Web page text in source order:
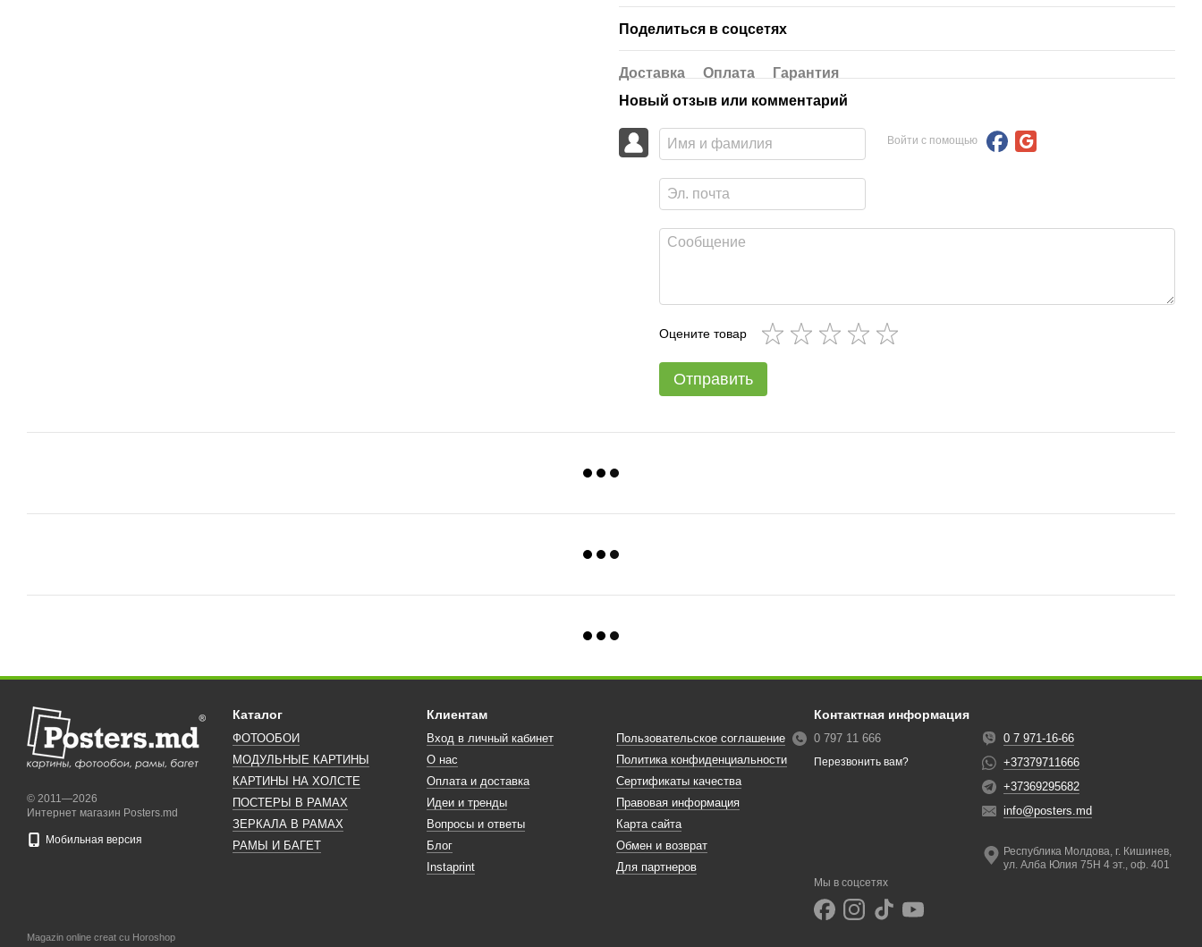
Поделиться в соцсетях
Доставка Оплата
Гарантия
Новый отзыв или комментарий
Войти с помощью
Оцените товар
Отправить
© 2011—2026
Интернет магазин Posters.md
Мобильная версия
Magazin online creat cu Horoshop
Каталог
ФОТООБОИ
МОДУЛЬНЫЕ КАРТИНЫ
КАРТИНЫ НА ХОЛСТЕ
ПОСТЕРЫ В РАМАХ
ЗЕРКАЛА В РАМАХ
РАМЫ И БАГЕТ
Клиентам
Вход в личный кабинет
О нас
Оплата и доставка
Идеи и тренды
Вопросы и ответы
Блог
Instaprint
Пользовательское соглашение
Политика конфиденциальности
Сертификаты качества
Правовая информация
Карта сайта
Обмен и возврат
Для партнеров
Контактная информация
0 797 11 666
Перезвонить вам?
0 7 971-16-66
+37379711666
+37369295682
info@posters.md
Республика Молдова, г. Кишинев,
ул. Алба Юлия 75Н 4 эт., оф. 401
Мы в соцсетях